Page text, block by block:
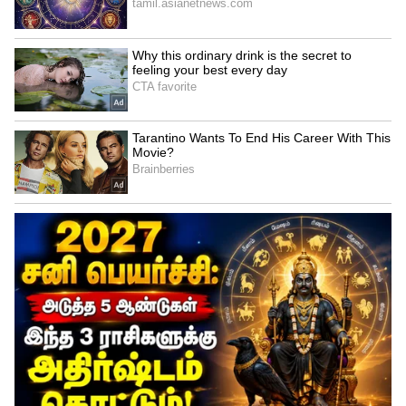
வலியுறுத்துகின்றனர். பணம்
கைமாறியதும், குற்றவாளிகள் தங்களின்
மொபைல் போனை ஸ்விட்ச் ஆப் செய்து
தலைமறைவாகி விடுகின்றனர்.